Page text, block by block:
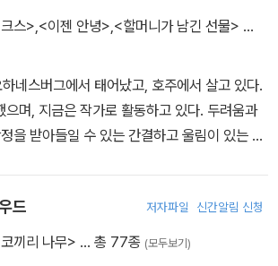
이 속에서 웅크린 채 잠자는 날들이 늘어만 간
버지는 결국 병으로 세상을 떠나고 마는데….
스>,<이젠 안녕>,<할머니가 남긴 선물> …
네스버그에서 태어났고, 호주에서 살고 있다.
으며, 지금은 작가로 활동하고 있다. 두려움과
을 받아들일 수 있는 간결하고 울림이 있는 이
고 케이트 그린어웨이 상, 호주어린이 도서관
의 그림책 상’, ‘어린이가 뽑은 책 상’ 등을 수상
드 저자파일 신간알림 신청
끼리 나무> … 총 77종 (모두보기)